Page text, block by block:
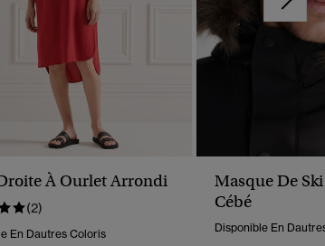
À Ourlet Arrondi
(2)
En Dautres Coloris
Masque De
Cébé
Disponible En